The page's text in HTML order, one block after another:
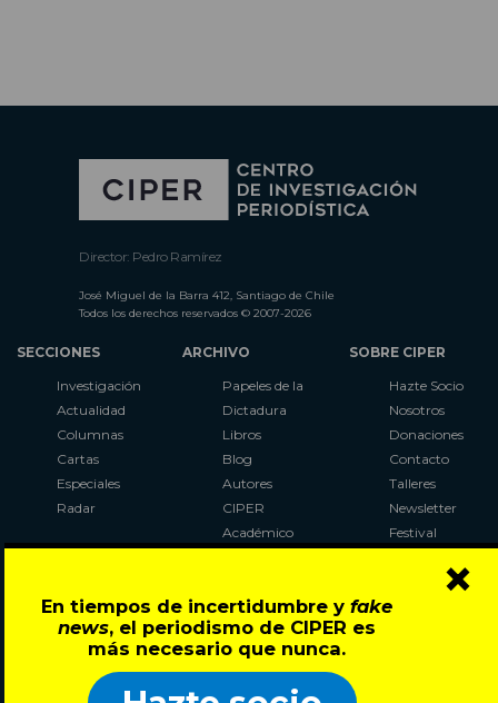
En tiempos de incertidumbre y fake
news, el periodismo de CIPER es
más necesario que nunca.
×
Director: Pedro Ramírez
José Miguel de la Barra 412, Santiago de Chile
Todos los derechos reservados © 2007-2026
SECCIONES
Investigación
Actualidad
Columnas
Cartas
Especiales
Radar
ARCHIVO
Papeles de la
Dictadura
Libros
Blog
Autores
CIPER
Académico
Al Plebiscito
con CIPER
SOBRE CIPER
Hazte Socio
Nosotros
Donaciones
Contacto
Talleres
Newsletter
Festival